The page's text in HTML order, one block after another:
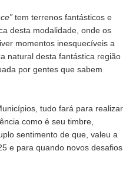
tem terrenos fantásticos e
desta modalidade, onde os
momentos inesquecíveis a
natural desta fantástica região
por gentes que sabem
tudo fará para realizar
como é seu timbre,
sentimento de que, valeu a
e para quando novos desafios